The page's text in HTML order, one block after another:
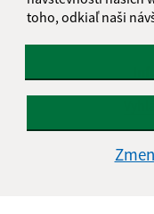
toho, odkiaľ naši